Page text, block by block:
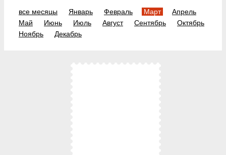
все месяцы Январь Февраль Март
Апрель
Май
Июнь Июль Август Сентябрь
Октябрь
Ноябрь
Декабрь